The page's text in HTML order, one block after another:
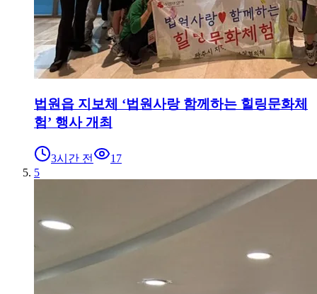
법원읍 지보체 ‘법원사랑 함께하는 힐링문화체
험’ 행사 개최
3시간 전
17
5